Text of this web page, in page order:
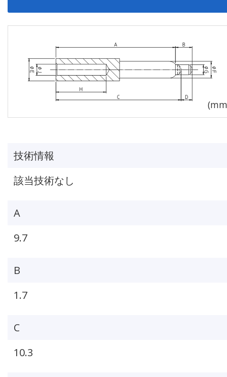
技術情報
該当技術なし
A
9.7
B
1.7
C
10.3